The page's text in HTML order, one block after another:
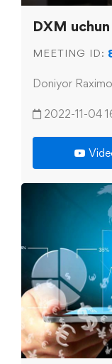
DXM
MEETING ID:
Doniyor
2022-11-04